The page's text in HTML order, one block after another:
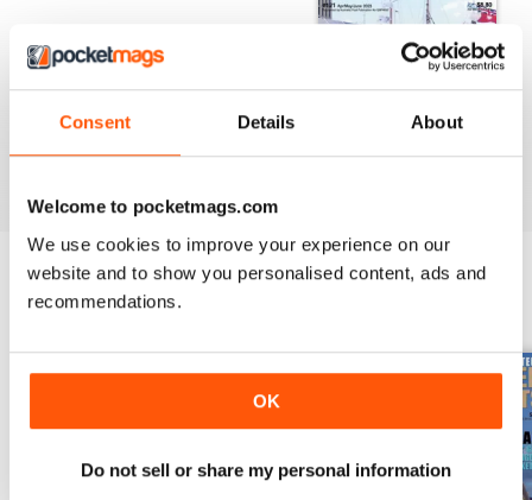
Consent Details About
Welcome to pocketmags.com
We use cookies to improve your experience on our
website and to show you personalised content, ads and
recommendations.
OK
Do not sell or share my personal information
BOATBUILDER / KITBOATS
Featuring:
• Australian Wooden Boat Festival
• Bribie Island Classic Boat
Regatta 2023
• Re-Radiating Antenna for GPS
• Marine Plywood
EDIZIONI INDIETRO